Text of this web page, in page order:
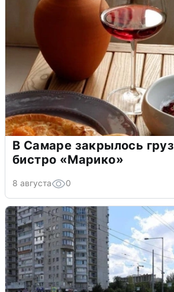
В Самаре закрылось
бистро «Марико»
8 августа 0